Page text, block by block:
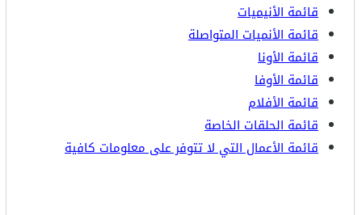
قائمة الأنيميات
قائمة الأنميات المتواصلة
قائمة الأونا
قائمة الأوفا
قائمة الأفلام
قائمة الحلقات الخاصة
قائمة الأعمال التي لا تتوفر على معلومات كافية